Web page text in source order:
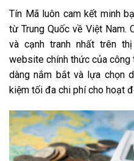
Tín Mã luôn cam kết minh
từ Trung Quốc về Việt Nam.
và cạnh tranh nhất trên
website chính thức của công
dàng nắm bắt và lựa chọn
kiệm tối đa chi phí cho hoạt